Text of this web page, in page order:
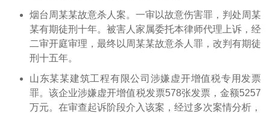
烟台周某某故意杀人案。一审以故意伤害罪，判处周某
某有期徒刑十年。被害人家属委托本律师代理上诉，经
二审开庭审理，最终以周某某故意杀人罪，改判有期徒
刑十五年。
山东某某建筑工程有限公司涉嫌虚开增值税专用发票
罪。该企业涉嫌虚开增值税发票578张发票，金额5257
万元。在审查起诉阶段介入该案，经过多次案情分析，